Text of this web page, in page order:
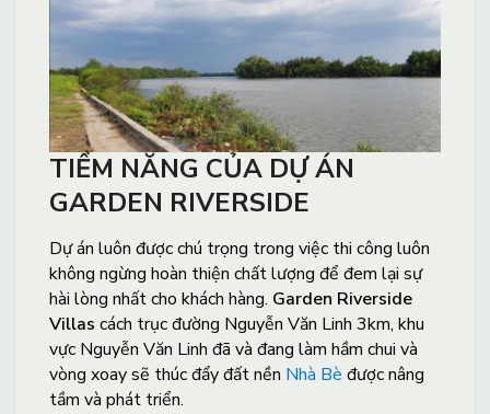
TIỀM NĂNG CỦA DỰ ÁN
GARDEN RIVERSIDE
Dự án luôn được chú trọng trong việc thi công luôn
không ngừng hoàn thiện chất lượng để đem lại sự
hài lòng nhất cho khách hàng. Garden Riverside
Villas cách trục đường Nguyễn Văn Linh 3km, khu
vực Nguyễn Văn Linh đã và đang làm hầm chui và
vòng xoay sẽ thúc đẩy đất nền Nhà Bè được nâng
tầm và phát triển.